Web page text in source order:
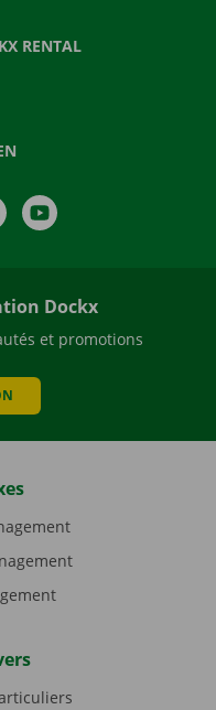
RENTAL
LinkedIn
Dockx
et promotions